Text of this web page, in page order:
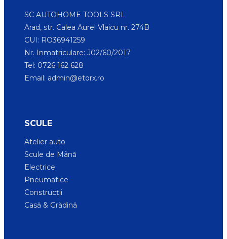
SC AUTOHOME TOOLS SRL
Arad, str. Calea Aurel Vlaicu nr. 274B
CUI: RO36941259
Nr. Inmatriculare: J02/60/2017
Tel: 0726 162 628
Email: admin@etorx.ro
SCULE
Atelier auto
Scule de Mână
Electrice
Pneumatice
Construcții
Casă & Grădină